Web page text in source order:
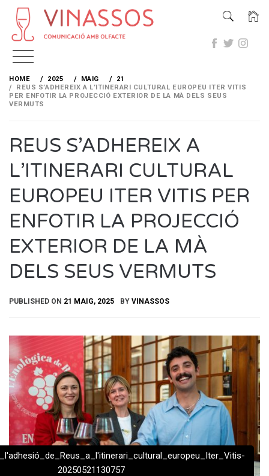
Skip
content
HOME 2025 MAIG
21
REUS S’ADHEREIX A L’ITINERARI CULTURAL EUROPEU ITER VITIS
PER ENFOTIR LA PROJECCIÓ EXTERIOR DE LA MÀ DELS SEUS
VERMUTS
REUS S’ADHEREIX A
L’ITINERARI CULTURAL
EUROPEU ITER VITIS PER
ENFOTIR LA PROJECCIÓ
EXTERIOR DE LA MÀ
DELS SEUS VERMUTS
PUBLISHED ON 21 MAIG, 2025 BY VINASSOS
20250521130757